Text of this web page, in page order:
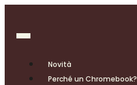
Novità
Perché un Chromebook?